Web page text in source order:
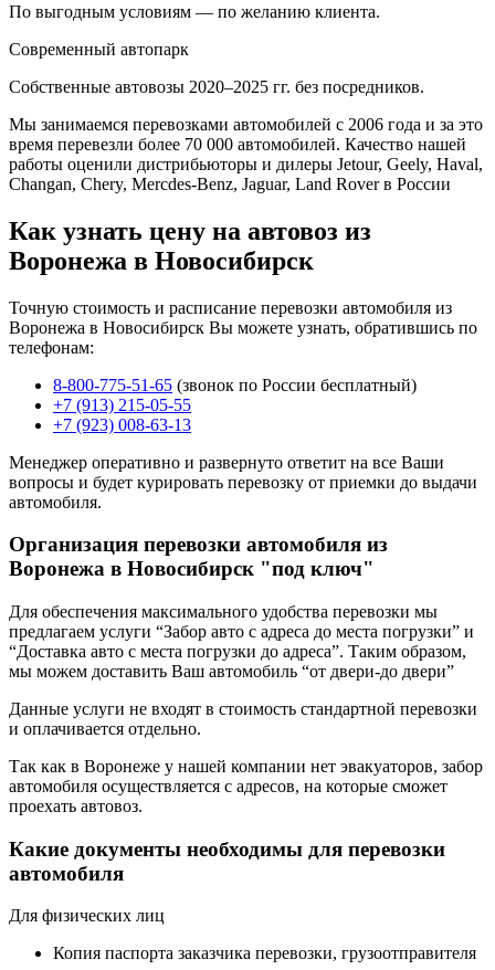
По выгодным условиям — по желанию клиента.
Современный автопарк
Собственные автовозы 2020–2025 гг. без посредников.
Мы занимаемся перевозками автомобилей с 2006 года и за это
время перевезли более 70 000 автомобилей. Качество нашей
работы оценили дистрибьюторы и дилеры Jetour, Geely, Haval,
Changan, Chery, Mercdes-Benz, Jaguar, Land Rover в России
Как узнать цену на автовоз из
Воронежа в Новосибирск
Точную стоимость и расписание перевозки автомобиля из
Воронежа в Новосибирск Вы можете узнать, обратившись по
телефонам:
8-800-775-51-65 (звонок по России бесплатный)
+7 (913) 215-05-55
+7 (923) 008-63-13
Менеджер оперативно и развернуто ответит на все Ваши
вопросы и будет курировать перевозку от приемки до выдачи
автомобиля.
Организация перевозки автомобиля из
Воронежа в Новосибирск "под ключ"
Для обеспечения максимального удобства перевозки мы
предлагаем услуги “Забор авто с адреса до места погрузки” и
“Доставка авто с места погрузки до адреса”. Таким образом,
мы можем доставить Ваш автомобиль “от двери-до двери”
Данные услуги не входят в стоимость стандартной перевозки
и оплачивается отдельно.
Так как в Воронеже у нашей компании нет эвакуаторов, забор
автомобиля осуществляется с адресов, на которые сможет
проехать автовоз.
Какие документы необходимы для перевозки
автомобиля
Для физических лиц
Копия паспорта заказчика перевозки, грузоотправителя